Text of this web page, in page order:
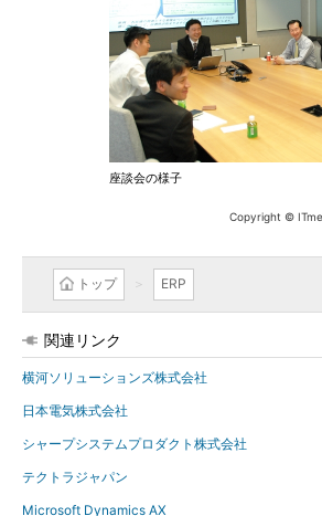
座談会の様子
Copyright ©
トップ ERP
関連リンク
横河ソリューションズ株式会社
日本電気株式会社
シャープシステムプロダクト株式会社
テクトラジャパン
Microsoft Dynamics AX